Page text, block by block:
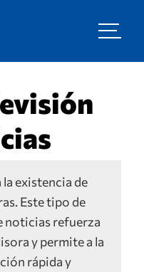
existencia de
Este tipo de
noticias refuerza
y permite a la
rápida y